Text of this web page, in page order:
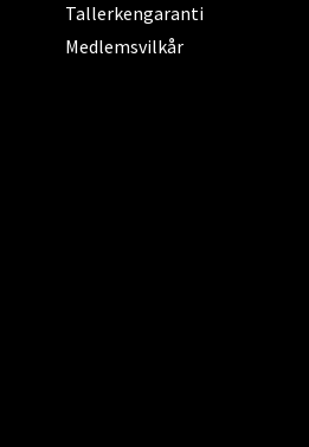
Tallerkengaranti
Medlemsvilkår
Kristiansand